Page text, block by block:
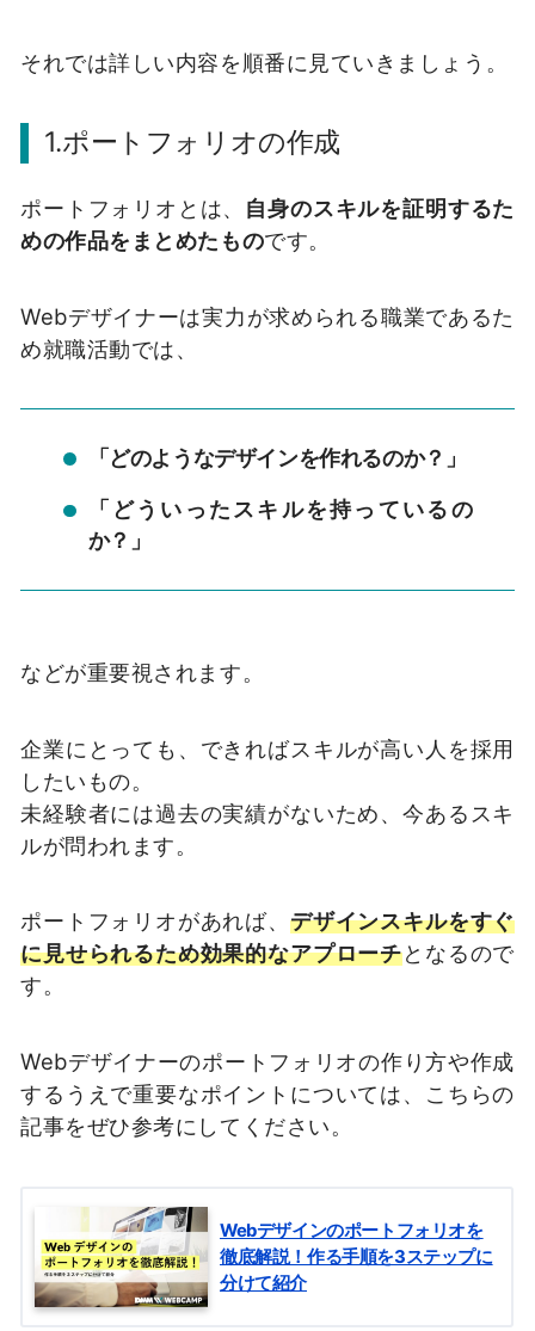
それでは詳しい内容を順番に見ていきましょう。
1.ポートフォリオの作成
ポートフォリオとは、 自身のスキルを証明するた
めの作品をまとめたものです。
Webデザイナーは実力が求められる職業であるた
め就職活動では、
「どのようなデザインを作れるのか？」
「どういったスキルを持っているの
か？」
などが重要視されます。
企業にとっても、できればスキルが高い人を採用
したいもの。
未経験者には過去の実績がないため、今あるスキ
ルが問われます。
ポートフォリオがあれば、 デザインスキルをすぐ
に見せられるため効果的なアプローチとなるので
す。
Webデザイナーのポートフォリオの作り方や作成
するうえで重要なポイントについては、こちらの
記事をぜひ参考にしてください。
Webデザインのポートフォリオを
徹底解説！作る手順を3ステップに
分けて紹介